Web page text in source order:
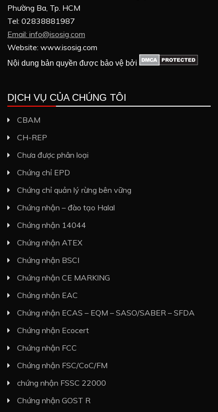
Phường Ba, Tp. HCM
Tel: 02838881987
Email: info@isosig.com
Website: www.isosig.com
Nội dung bản quyền được bảo vệ bởi
DỊCH VỤ CỦA CHÚNG TÔI
CBAM
CH-REP
Chưa được phân loại
Chứng chỉ EPD
Chứng chỉ quản lý rừng bên vững
Chứng nhận – đào tạo Halal
Chứng nhận 14044
Chứng nhận ATEX
Chứng nhận BSCI
Chứng nhận CE MARKING
Chứng nhận EAC
Chứng nhận ECAS – EQM – SASO/SABER – SFDA
Chứng nhận Ecocert
Chứng nhận FCC
Chứng nhận FSC/CoC/FM
chứng nhận FSSC 22000
Chứng nhận GOST R